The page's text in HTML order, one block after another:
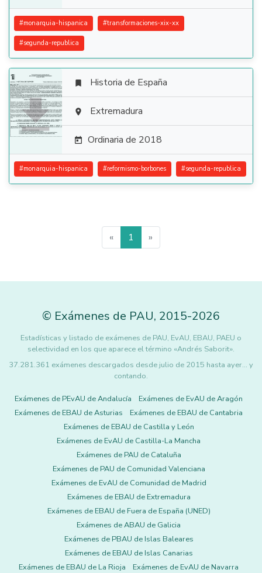
#monarquia-hispanica #transformaciones-xix-xx
#segunda-republica

 Historia de España
 Extremadura
 Ordinaria de 2018
#monarquia-hispanica #reformismo-borbones #segunda-republica
« 1 »
© Exámenes de PAU, 2015-2026
Estadísticas y listado de exámenes de PAU, EvAU, EBAU, PAEU o
selectividad en los que aparece el término «Andrés Saborit».
37.281.361 exámenes descargados desde julio de 2015 hasta ayer... y
contando.
Exámenes de PEvAU de Andalucía
Exámenes de EvAU de Aragón
Exámenes de EBAU de Asturias
Exámenes de EBAU de Cantabria
Exámenes de EBAU de Castilla y León
Exámenes de EvAU de Castilla-La Mancha
Exámenes de PAU de Cataluña
Exámenes de PAU de Comunidad Valenciana
Exámenes de EvAU de Comunidad de Madrid
Exámenes de EBAU de Extremadura
Exámenes de EBAU de Fuera de España (UNED)
Exámenes de ABAU de Galicia
Exámenes de PBAU de Islas Baleares
Exámenes de EBAU de Islas Canarias
Exámenes de EBAU de La Rioja
Exámenes de EvAU de Navarra